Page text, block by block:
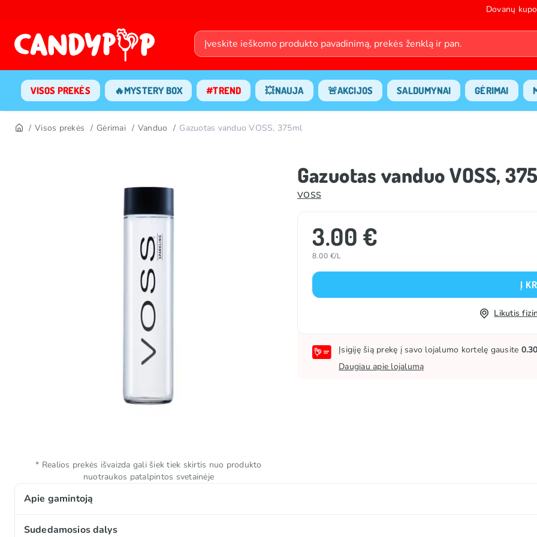
Dovanų
VISOS PREKĖS 🔥MYSTERY BOX #TREND 💥NAUJA 🚨AKCIJOS SALDUMYNAI GĖRIMAI
Visos prekės Gėrimai Vanduo Gazuotas vanduo VOSS, 375ml
Gazuotas vanduo VOSS,
VOSS
3.00 €
8.00 €/L
Į
Likutis
Įsigiję šią prekę į savo lojalumo kortelę gausite
Daugiau apie lojalumą
Apie gamintoją
VOSS – vanduo, kurio grynumas kalba pats už save. 💧✨ Kilęs iš Norvegijos, VOSS garsėja krištolo skaidrumo
Sudedamosios dalys
* Realios prekės išvaizda gali šiek tiek skirtis nuo produkto
nuotraukos patalpintos svetainėje